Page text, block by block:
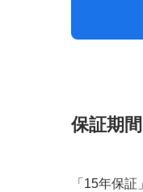
保証期
「15年保